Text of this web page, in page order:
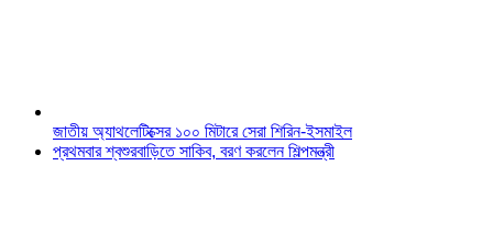
জাতীয় অ্যাথলেটিক্সের ১০০ মিটারে সেরা শিরিন-ইসমাইল
প্রথমবার শ্বশুরবাড়িতে সাকিব, বরণ করলেন শিল্পমন্ত্রী